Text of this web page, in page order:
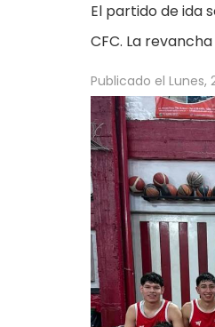
El partido de ida
CFC. La
Publicado el Lunes,